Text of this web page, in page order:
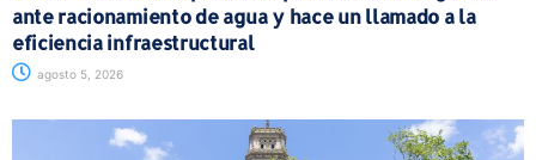
ante racionamiento de agua y hace un llamado a la
eficiencia infraestructural
agosto 5, 2026